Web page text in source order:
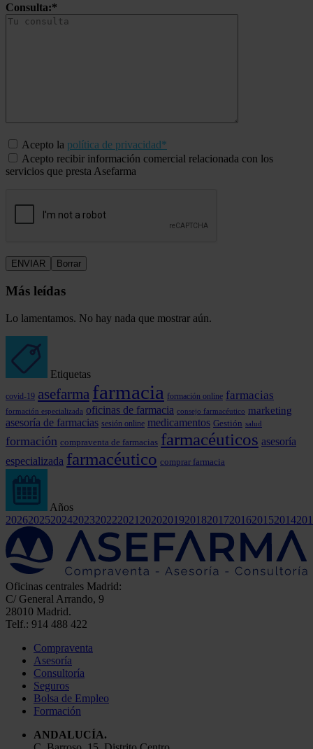
Consulta:*
Acepto la política de privacidad*
Acepto recibir información comercial relacionada con los
servicios que presta Asefarma
Más leídas
Lo lamentamos. No hay nada que mostrar aún.
Etiquetas
covid-19 asefarma farmacia formación online farmacias
formación especializada oficinas de farmacia consejo farmacéutico marketing
asesoría de farmacias sesión online medicamentos Gestión salud
formación compraventa de farmacias farmacéuticos asesoría
especializada farmacéutico comprar farmacia
Años
202620252024202320222021 2020201920182017201620152014
Oficinas centrales Madrid:
C/ General Arrando, 9
28010 Madrid.
Telf.: 914 488 422
Compraventa
Asesoría
Consultoría
Seguros
Bolsa de Empleo
Formación
ANDALUCÍA.